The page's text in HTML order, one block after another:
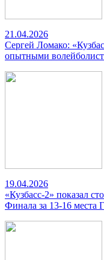
21.04.2026
Сергей Ломако:
опытными
19.04.2026
«Кузбасс-2» показал
Финала за 13-16